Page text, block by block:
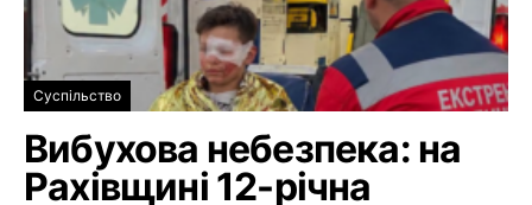
Суспільство
Вибухова небезпека: на
Рахівщині 12-річна